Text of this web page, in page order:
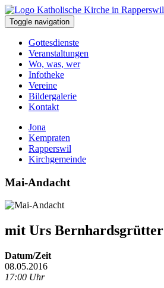
Toggle navigation
Gottesdienste
Veranstaltungen
Wo, was, wer
Infotheke
Vereine
Bildergalerie
Kontakt
Jona
Kempraten
Rapperswil
Kirchgemeinde
Mai-Andacht
mit Urs Bernhardsgrütter
Datum/Zeit
08.05.2016
17:00 Uhr